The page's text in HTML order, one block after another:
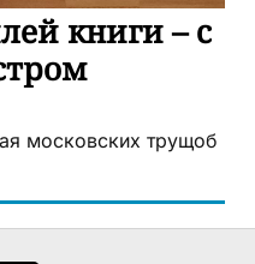
книги – с
московских трущоб